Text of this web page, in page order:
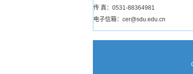
传 真：0531-88364981
电子信箱：cer@sdu.edu.cn